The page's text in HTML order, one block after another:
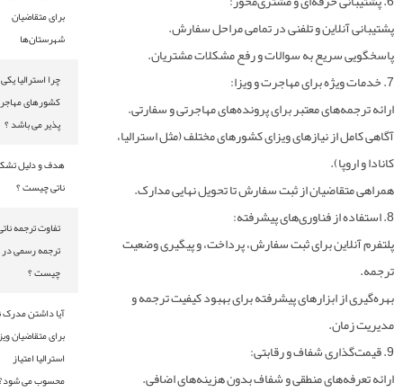
و تلفنی در تمامی مراحل سفارش.
به سوالات و رفع مشکلات مشتریان.
معتبر برای پرونده‌های مهاجرتی و سفارتی.
نیازهای ویزای کشورهای مختلف (مثل استرالیا،
از ثبت سفارش تا تحویل نهایی مدارک.
برای ثبت سفارش، پرداخت، و پیگیری وضعیت
ابزارهای پیشرفته برای بهبود کیفیت ترجمه و
منطقی و شفاف بدون هزینه‌های اضافی.
چرا استرالیا یکی از
هدف و دلیل تشکیل
تفاوت ترجمه ناتی با
آیا داشتن مدرک ناتی
برای متقاضیان ویزای
محسوب می شود؟